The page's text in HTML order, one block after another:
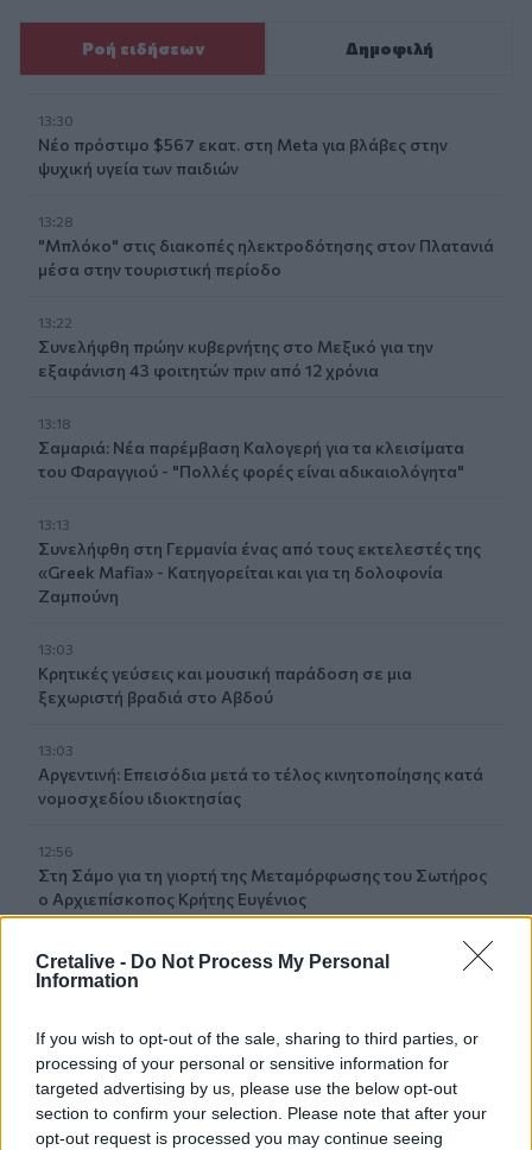
Cretalive - Do Not Process My Personal
Information
If you wish to opt-out of the sale, sharing to third parties, or
processing of your personal or sensitive information for
targeted advertising by us, please use the below opt-out
section to confirm your selection. Please note that after your
opt-out request is processed you may continue seeing
Ροή ειδήσεων Δημοφιλή
13:30
Νέο πρόστιμο $567 εκατ. στη Meta για βλάβες στην
ψυχική υγεία των παιδιών
13:28
"Μπλόκο" στις διακοπές ηλεκτροδότησης στον Πλατανιά
μέσα στην τουριστική περίοδο
13:22
Συνελήφθη πρώην κυβερνήτης στο Μεξικό για την
εξαφάνιση 43 φοιτητών πριν από 12 χρόνια
13:18
Σαμαριά: Νέα παρέμβαση Καλογερή για τα κλεισίματα
του Φαραγγιού - "Πολλές φορές είναι αδικαιολόγητα"
13:13
Συνελήφθη στη Γερμανία ένας από τους εκτελεστές της
«Greek Mafia» - Κατηγορείται και για τη δολοφονία
Ζαμπούνη
13:03
Κρητικές γεύσεις και μουσική παράδοση σε μια
ξεχωριστή βραδιά στο Αβδού
13:03
Αργεντινή: Επεισόδια μετά το τέλος κινητοποίησης κατά
νομοσχεδίου ιδιοκτησίας
12:56
Στη Σάμο για τη γιορτή της Μεταμόρφωσης του Σωτήρος
ο Αρχιεπίσκοπος Κρήτης Ευγένιος
12:53
ΕΟΤ: Η Ελλάδα στις κορυφαίες επιλογές των Ευρωπαίων
12:46
Βλάβη σε ταχύπλοο από Σαντορίνη προς Ηράκλειο - Στο
λιμάνι με ασφάλεια 1.123 επιβάτες